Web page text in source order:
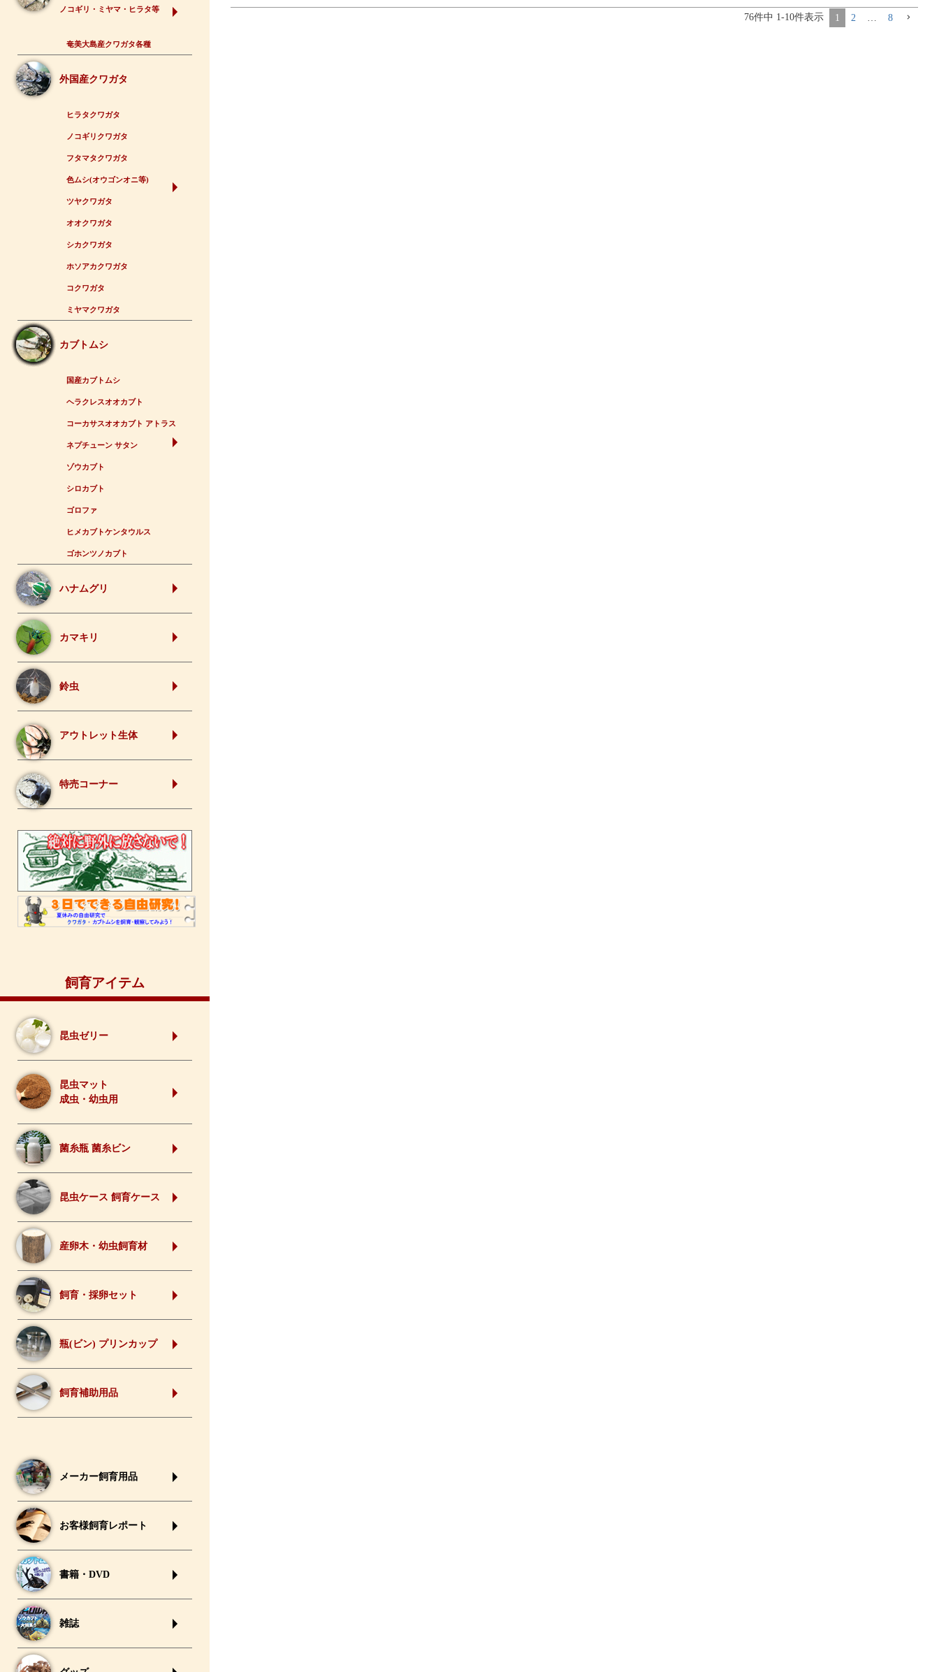
ノコギリ・ミヤマ・ヒラタ等
奄美大島産クワガタ各種
外国産クワガタ
ヒラタクワガタ
ノコギリクワガタ
フタマタクワガタ
色ムシ(オウゴンオニ等)
ツヤクワガタ
オオクワガタ
シカクワガタ
ホソアカクワガタ
コクワガタ
ミヤマクワガタ
カブトムシ
国産カブトムシ
ヘラクレスオオカブト
コーカサスオオカブト アトラス
ネプチューン サタン
ゾウカブト
シロカブト
ゴロファ
ヒメカブトケンタウルス
ゴホンツノカブト
ハナムグリ
カマキリ
鈴虫
アウトレット生体
特売コーナー
飼育アイテム
昆虫ゼリー
昆虫マット
成虫・幼虫用
菌糸瓶 菌糸ビン
昆虫ケース 飼育ケース
産卵木・幼虫飼育材
飼育・採卵セット
瓶(ビン) プリンカップ
飼育補助用品
メーカー飼育用品
お客様飼育レポート
書籍・DVD
雑誌
76件中 1-10件表示 1 2 8